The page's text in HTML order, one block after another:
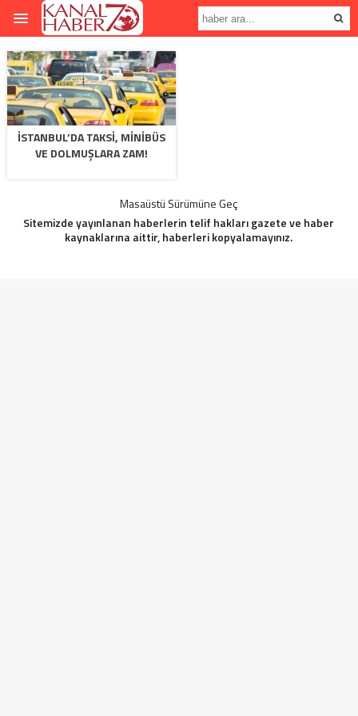
İSTANBUL’DA TAKSI, MINIBÜS
VE DOLMUŞLARA ZAM!
Masaüstü Sürümüne Geç
Sitemizde yayınlanan haberlerin telif hakları gazete ve haber
kaynaklarına aittir, haberleri kopyalamayınız.